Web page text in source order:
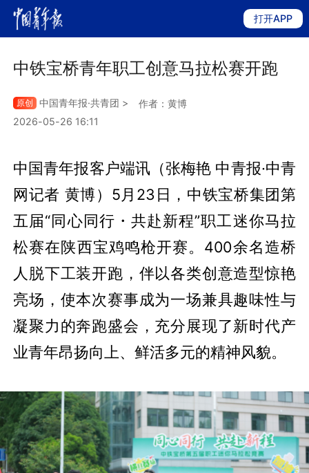
打开APP
中铁宝桥青年职工创意马拉松赛开跑
原创 中国青年报·共青团 >
作者：黄博
2026-05-26 16:11
中国青年报客户端讯（张梅艳 中青报·中青
网记者 黄博）5月23日，中铁宝桥集团第
五届“同心同行・共赴新程”职工迷你马拉
松赛在陕西宝鸡鸣枪开赛。400余名造桥
人脱下工装开跑，伴以各类创意造型惊艳
亮场，使本次赛事成为一场兼具趣味性与
凝聚力的奔跑盛会，充分展现了新时代产
业青年昂扬向上、鲜活多元的精神风貌。